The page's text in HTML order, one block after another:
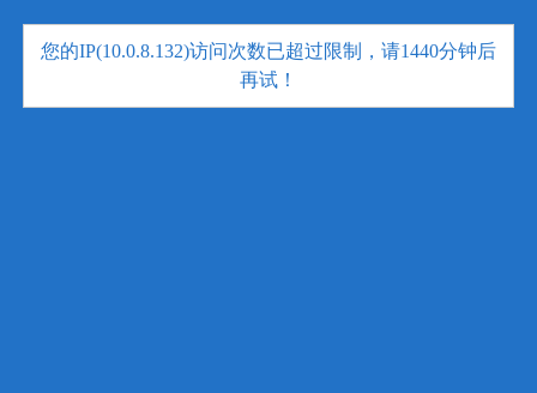
您的IP(10.0.8.132)访问次数已超过限制，请1440分钟后
再试！